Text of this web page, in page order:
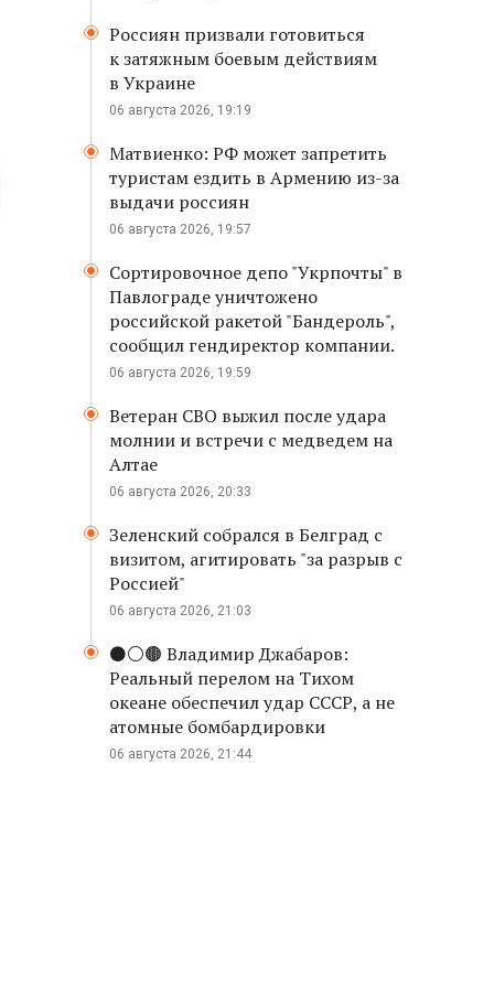
Россиян призвали готовиться
к затяжным боевым действиям
в Украине
06 августа 2026, 19:19
Матвиенко: РФ может запретить
туристам ездить в Армению из-за
выдачи россиян
06 августа 2026, 19:57
Сортировочное депо "Укрпочты" в
Павлограде уничтожено
российской ракетой "Бандероль",
сообщил гендиректор компании.
06 августа 2026, 19:59
Ветеран СВО выжил после удара
молнии и встречи с медведем на
Алтае
06 августа 2026, 20:33
Зеленский собрался в Белград с
визитом, агитировать "за разрыв с
Россией"
06 августа 2026, 21:03
⚫️⚪️🟤 Владимир Джабаров:
Реальный перелом на Тихом
океане обеспечил удар СССР, а не
атомные бомбардировки
06 августа 2026, 21:44